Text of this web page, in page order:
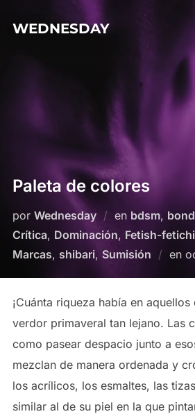
WEDNESDAY
Paleta de colores
por Wednesday en bdsm,
Crítica, Dominación, Fetish-
Marcas, shibari, Sumisión en
¡Cuánta riqueza había en
verdor primaveral tan lejano. Las
como pasear despacio junto a
mezclan de manera ordenada y
los acrílicos, los esmaltes, las
similar al de su piel en la que